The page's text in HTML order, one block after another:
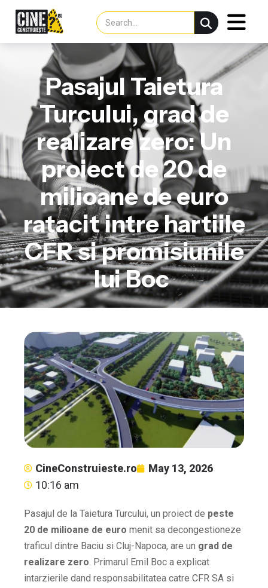
Pasajul Taietura
Turcului, grad de
realizare zero: Un
proiect de 20 de
milioane de euro
ratacit intre hartiile
CFR si promisiunile
lui Boc
CineConstruieste.ro
May 13, 2026
10:16 am
Pasajul de la Taietura Turcului, un proiect de peste
20 de milioane de euro menit sa decongestioneze
traficul dintre Baciu si Cluj-Napoca, are un grad de
realizare zero. Primarul Emil Boc a explicat
intarzierile dand responsabilitatea catre CFR SA si